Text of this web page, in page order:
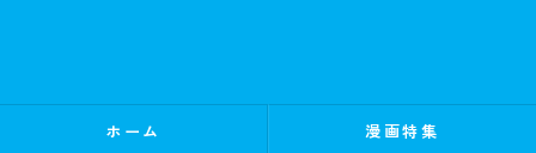
ホーム 漫画特集